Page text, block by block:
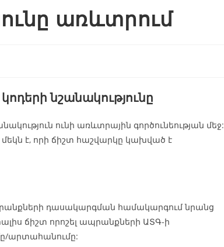
առևտրում
նշանակությունը
ունի առևտրային գործունեության մեջ:
է, որի ճիշտ հաշվարկը կախված է
դասակարգման համակարգում նրանց
ճիշտ որոշել ապրանքների ԱՏԳ-ի
արտահանումը: